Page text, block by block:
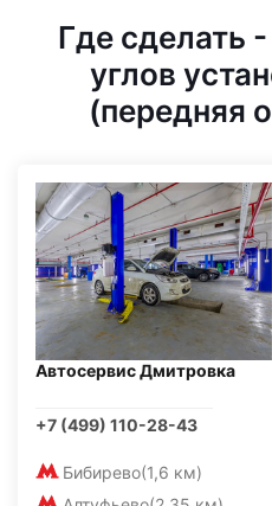
Где сделать
углов
(передняя
Автосервис Дмитровка
+7 (499) 110-28-43
Бибирево(1,6 км)